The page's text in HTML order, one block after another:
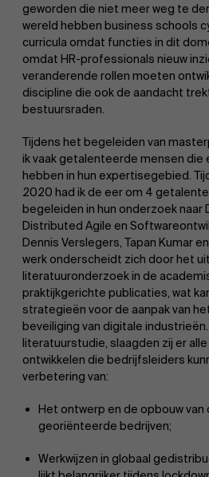
geworden die niet meer weg te
wereld hebben business schools
curricula omdat functies in dit
omdat HR-professionals nieuw
veranderende rollen moeten
discipline die ook de aandacht
bestuursraden.
Tijdens het begeleiden van
ik vaak getalenteerde mensen die
hebben in hun expertisegebied.
2020 had ik de eer om 4
begeleiden in hun onderzoek naar
Distributed Agile en
Dennis Verslegers, Tapan Kumar
werk onderscheidt zich door het
literatuuronderzoek in de
praktijkgerichte publicaties, wat
strategieën voor de aanpak van
beveiliging van digitale
literatuurstudie, slaagden zij er
ontwikkelen die bedrijfsleiders
verbetering van:
Het ontwerp en de opbouw
georiënteerde bedrijven;
Werkwijzen in globaal